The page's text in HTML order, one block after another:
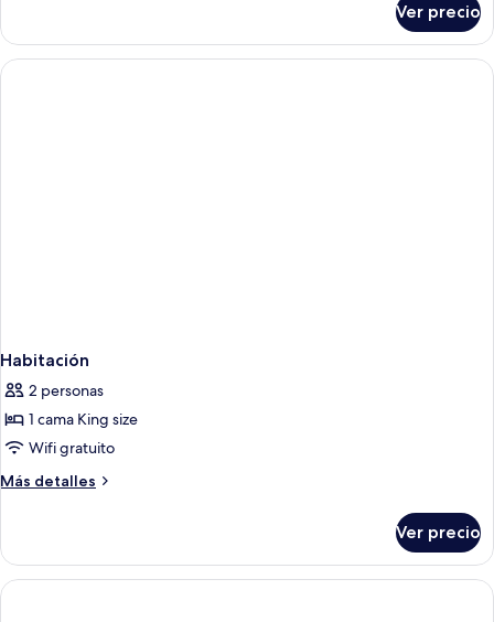
Ver precio
Habitación
2 personas
1 cama King size
Wifi gratuito
Más detalles
Más
Ver precio